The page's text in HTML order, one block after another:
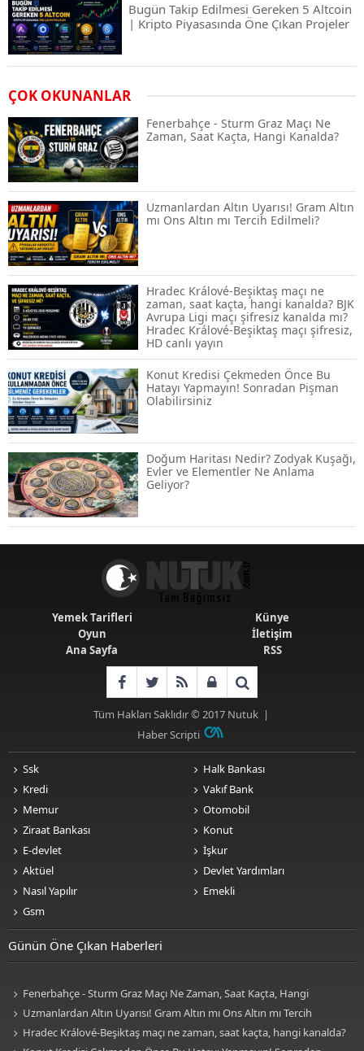
Bugün Takip Edilmesi Gereken 5 Altcoin
| Kripto Piyasasında Öne Çıkan Projeler
Airdrop Nasıl Alınır? Kripto Para Airdrop
Rehberi ve Güvenli Katılım Yöntemleri
Spot ve Vadeli İşlem Arasındaki Farklar |
Hangi Piyasa Sizin İçin Daha Uygun?
ABD-İran Anlaşması Sonrası Altın
Rekora Koştu, Petrol Fiyatları Sert Düştü
Temmuz 2026 Maaş Zammı Netleşiyor!
Memur, Emekli ve Sosyal Yardımlarda
Yeni Oranlar
KOSGEB’den KOBİ’lere Dev Finansman
Hamlesi: 36 Ay Vadeli 30 Milyon TL
Destek
Emekli Maaşlarında Temmuz Hesabı:
Zam Oranı ve Taban Aylık İçin Yeni
Senaryolar
ÇOK OKUNANLAR
Fenerbahçe - Sturm Graz Maçı Ne
Zaman, Saat Kaçta, Hangi Kanalda?
Uzmanlardan Altın Uyarısı! Gram Altın
mı Ons Altın mı Tercih Edilmeli?
Hradec Králové-Beşiktaş maçı ne
zaman, saat kaçta, hangi kanalda? BJK
Avrupa Ligi maçı şifresiz kanalda mı?
Hradec Králové-Beşiktaş maçı şifresiz,
HD canlı yayın
Konut Kredisi Çekmeden Önce Bu
Hatayı Yapmayın! Sonradan Pişman
Olabilirsiniz
Doğum Haritası Nedir? Zodyak Kuşağı,
Evler ve Elementler Ne Anlama
Geliyor?
Yemek Tarifleri
Oyun
Ana Sayfa
Künye
İletişim
RSS
Tüm Hakları Saklıdır © 2017 Nutuk|
Haber Scripti
Ssk
Kredi
Memur
Ziraat Bankası
E-devlet
Aktüel
Nasıl Yapılır
Gsm
Halk Bankası
Vakıf Bank
Otomobil
Konut
İşkur
Devlet Yardımları
Emekli
Günün Öne Çıkan Haberleri
Fenerbahçe - Sturm Graz Maçı Ne Zaman, Saat Kaçta, Hangi
Kanalda? TV100 Şifresiz Canlı Maç İzle
Uzmanlardan Altın Uyarısı! Gram Altın mı Ons Altın mı Tercih
Edilmeli?
Hradec Králové-Beşiktaş maçı ne zaman, saat kaçta, hangi kanalda?